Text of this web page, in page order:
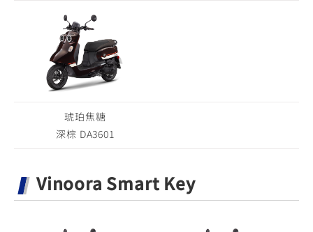
琥珀焦糖
深棕 DA3601
Vinoora Smart Key